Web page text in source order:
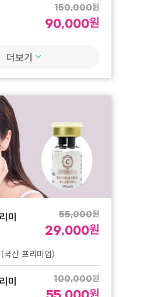
150,000원
90,000원
전체 + 크라이오 5회
더보기
미
55,000원
29,000원
국산 프리미엄)
미
100,000원
원